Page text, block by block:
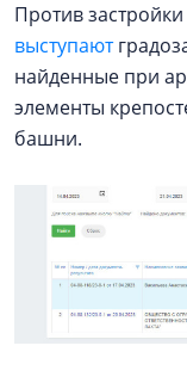
Против
выступают
найденные при
элементы
башни.